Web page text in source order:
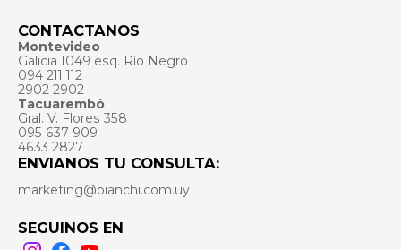
CONTACTANOS
Montevideo
Galicia 1049 esq. Río Negro
094 211 112
2902 2902
Tacuarembó
Gral. V. Flores 358
095 637 909
4633 2827
ENVIANOS TU CONSULTA:
marketing@bianchi.com.uy
SEGUINOS EN